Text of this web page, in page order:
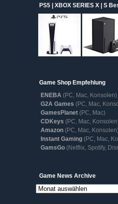
PS5 | XBOX SERIES X | S
Game Shop Empfehlung
ENEBA (PC, Mac, Konsolen)
G2A Games (PC, Mac,
GamesPlanet (PC, Mac)
CDKeys (PC, Mac,
Amazon (PC, Mac,
Instant Gaming (PC, Mac,
GamsGo (Netflix, Spotify,
Game News ArchiveGame
News
Archive